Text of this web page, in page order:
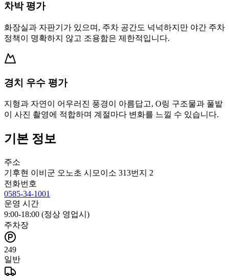
차박 평가
화장실과 자판기가 있으며, 주차 공간도 넉넉하지만 야간 주차
정책이 명확하지 않고 조용함은 제한적입니다.
경치 우수 평가
지형과 자연이 어우러진 풍경이 아름답고, O링 구조물과 풀밭
이 사진 촬영에 적합하며 계절마다 변화를 느낄 수 있습니다.
기본 정보
주소
기후현 이비군 오노초 시모이소 313번지 2
전화번호
0585-34-1001
운영 시간
9:00-18:00 (정상 영업시)
주차장
249
일반